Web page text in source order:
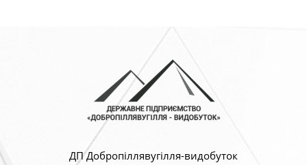
ДП Добропіллявугілля-видобуток